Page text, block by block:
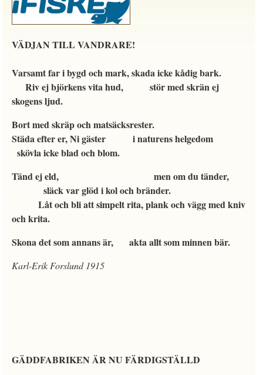
VÄDJAN TILL VANDRARE!
Varsamt far i bygd och mark, skada icke kådig bark.
Riv ej björkens vita hud, stör med skrän ej
skogens ljud.
Bort med skräp och matsäcksrester.
Städa efter er, Ni gästeri naturens helgedom
skövla icke blad och blom.
Tänd ej eld, men om du tänder,
släck var glöd i kol och bränder.
Låt och bli att simpelt rita, plank och vägg med kniv
och krita.
Skona det som annans är, akta allt som minnen bär.
Karl-Erik Forslund 1915
GÄDDFABRIKEN ÄR NU FÄRDIGSTÄLLD